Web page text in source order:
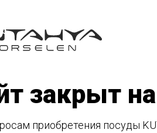
закрыт
приобретения посуды